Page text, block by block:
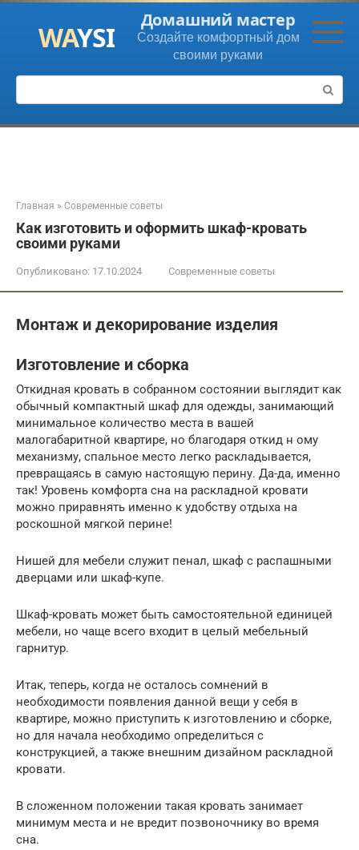
Перейти
контенту
Домашний мастер
Создайте комфортный дом
своими руками
Поиск:
Главная » Современные советы
Как изготовить и оформить шкаф-кровать
своими руками
Опубликовано: 17.10.2024 Современные советы
Монтаж и декорирование изделия
Изготовление и сборка
Откидная кровать в собранном состоянии выглядит как
обычный компактный шкаф для одежды, занимающий
минимальное количество места в вашей
малогабаритной квартире, но благодаря откид н ому
механизму, спальное место легко раскладывается,
превращаясь в самую настоящую перину. Да-да, именно
так! Уровень комфорта сна на раскладной кровати
можно приравнять именно к удобству отдыха на
роскошной мягкой перине!
Нишей для мебели служит пенал, шкаф с распашными
дверцами или шкаф-купе.
Шкаф-кровать может быть самостоятельной единицей
мебели, но чаще всего входит в целый мебельный
гарнитур.
Итак, теперь, когда не осталось сомнений в
необходимости появления данной вещи у себя в
квартире, можно приступить к изготовлению и сборке,
но для начала необходимо определиться с
конструкцией, а также внешним дизайном раскладной
кровати.
В сложенном положении такая кровать занимает
минимум места и не вредит позвоночнику во время
сна.